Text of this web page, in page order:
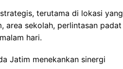
terutama di lokasi yang
area sekolah, perlintasan padat
hari.
Jatim menekankan sinergi